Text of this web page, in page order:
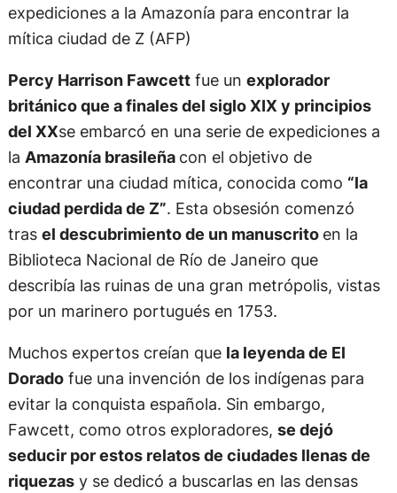
expediciones a la Amazonía para encontrar la
mítica ciudad de Z (AFP)
Percy Harrison Fawcettfue un explorador
británico que a finales del siglo XIX y principios
del XXse embarcó en una serie de expediciones a
la Amazonía brasileña con el objetivo de
encontrar una ciudad mítica, conocida como “la
ciudad perdida de Z”. Esta obsesión comenzó
tras el descubrimiento de un manuscrito en la
Biblioteca Nacional de Río de Janeiro que
describía las ruinas de una gran metrópolis, vistas
por un marinero portugués en 1753.
Muchos expertos creían que la leyenda de El
Doradofue una invención de los indígenas para
evitar la conquista española. Sin embargo,
Fawcett, como otros exploradores, se dejó
seducir por estos relatos de ciudades llenas de
riquezasy se dedicó a buscarlas en las densas